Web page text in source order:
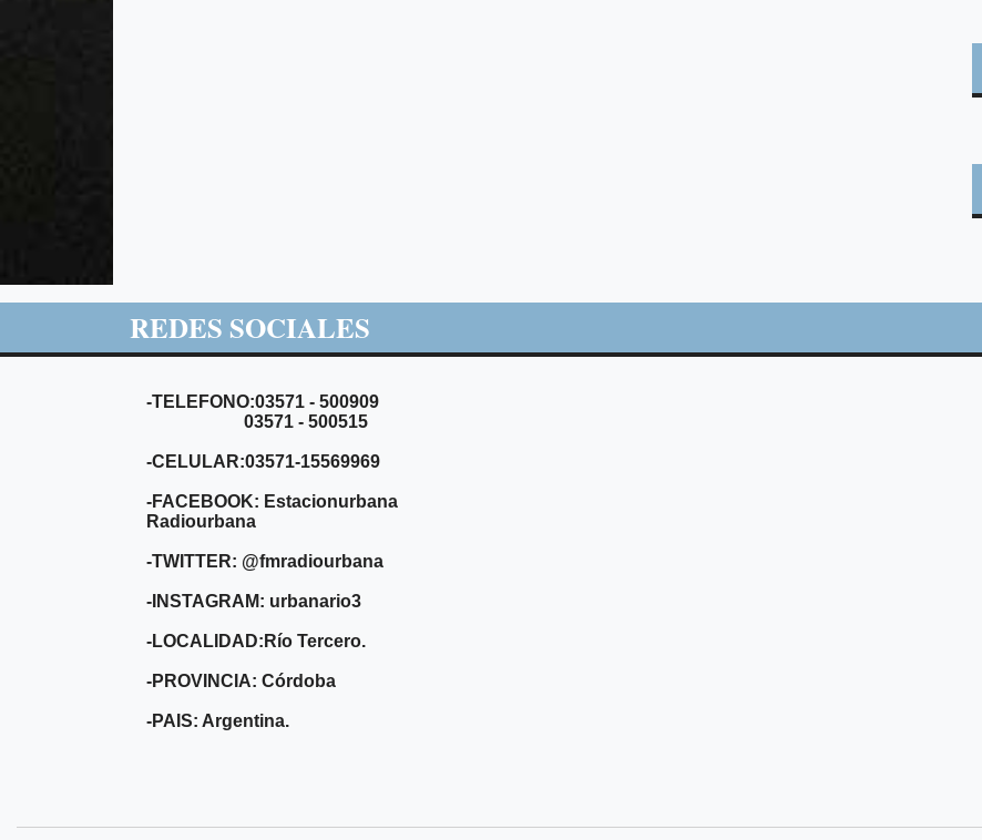
REDES SOCIALES
-TELEFONO:03571 - 500909
03571 - 500515
-CELULAR:03571-15569969
-FACEBOOK: Estacionurbana
Radiourbana
-TWITTER: @fmradiourbana
-INSTAGRAM: urbanario3
-LOCALIDAD:Río Tercero.
-PROVINCIA: Córdoba
-PAIS: Argentina.